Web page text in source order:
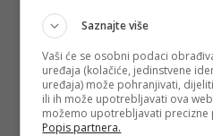
8. Obezbijediti informacionu
socijalne sigurnosti i izvora
izbjeglo ogromno
9. Jedinstveno urediti vođenje
korisnike, praćenje i
statističku obradu podataka.
Saznajte više
Vaši će se osobni podaci
uređaja (kolačiće, jedinstvene
uređaja) može pohranjivati,
ili ih može upotrebljavati ova
možemo upotrebljavati
Popis partnera.